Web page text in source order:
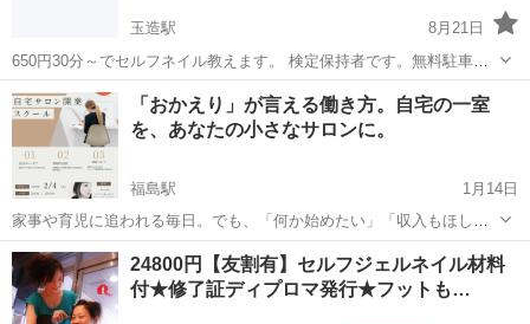
玉造駅
8月21日
650円30分～でセルフネイル教えます。 検定保持者です。無料駐車場
あります。 自分でネイルしたいけど右も左もわからないという方は全
て丁寧に教えます。 アクセサリー作りも教えてます。 (ピアス、樹脂
ピアス、イヤリング、...
大阪 大阪市 玉造駅 ネイル セルフネイル
「おかえり」が言える働き方。自宅の一室
を、あなたの小さなサロンに。
福島駅
1月14日
家事や育児に追われる毎日。でも、「何か始めたい」「収入もほし
い」と思っていませんか？ ネイルスクール soi. は、そんな主婦のみな
さんを応援します 自宅の一室などの小スペースで始められるネイルサ
ロンなら、通勤時間ゼ...
大阪 大阪市 福島駅 ネイル サロン
24800円【友割有】セルフジェルネイル材料
付★修了証ディプロマ発行★フットも…